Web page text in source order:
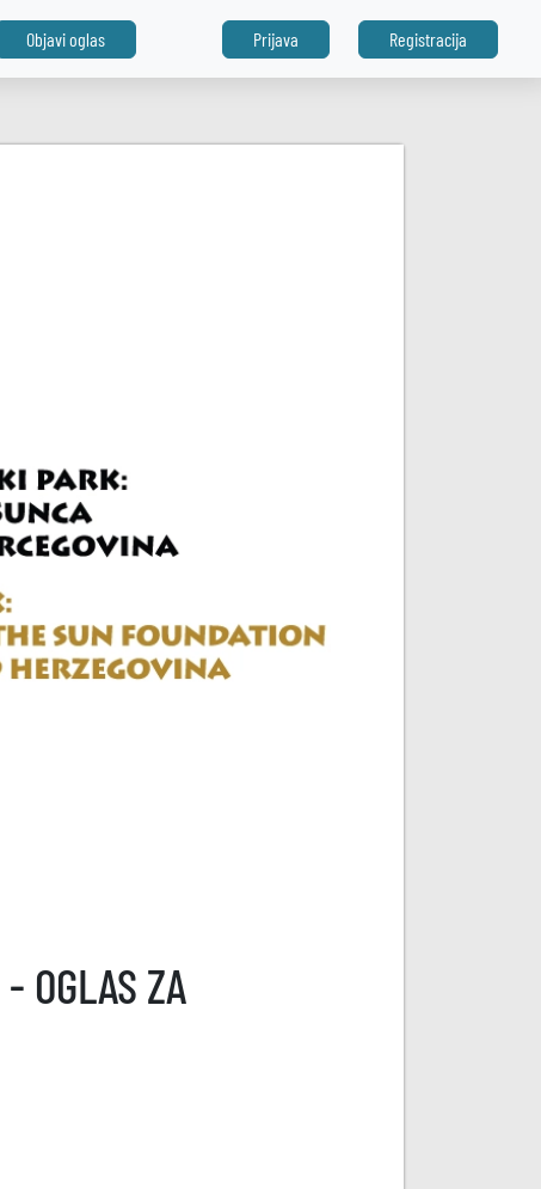
Objavi oglas Prijava Registracija
- OGLAS ZA